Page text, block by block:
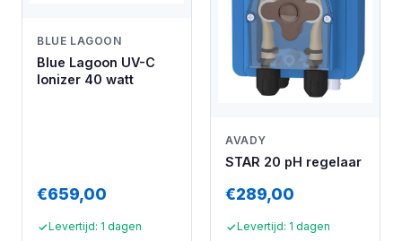
BLUE LAGOON
Blue Lagoon UV-C
Ionizer 40 watt
€659,00
Levertijd: 1 dagen
AVADY
STAR 20 pH regelaar
€289,00
Levertijd: 1 dagen